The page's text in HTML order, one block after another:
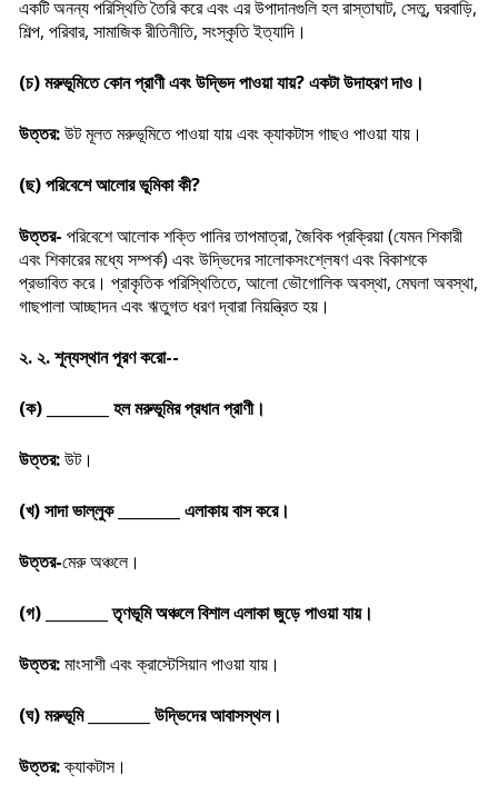
একটি অনন্য পরিস্থিতি তৈরি করে এবং এর উপাদানগুলি হল রাস্তাঘাট, সেতু, ঘরবাড়ি,
শিল্প, পরিবার, সামাজিক রীতিনীতি, সংস্কৃতি ইত্যাদি।
(চ) মরুভূমিতে কোন প্রাণী এবং উদ্ভিদ পাওয়া যায়? একটা উদাহরণ দাও।
উত্তর:উট মূলত মরুভূমিতে পাওয়া যায় এবং ক্যাকটাস গাছও পাওয়া যায়।
(ছ) পরিবেশে আলোর ভূমিকা কী?
উত্তর- পরিবেশে আলোক শক্তি পানির তাপমাত্রা, জৈবিক প্রক্রিয়া (যেমন শিকারী
এবং শিকারের মধ্যে সম্পর্ক) এবং উদ্ভিদের সালোকসংশ্লেষণ এবং বিকাশকে
প্রভাবিত করে। প্রাকৃতিক পরিস্থিতিতে, আলো ভৌগোলিক অবস্থা, মেঘলা অবস্থা,
গাছপালা আচ্ছাদন এবং ঋতুগত ধরণ দ্বারা নিয়ন্ত্রিত হয়।
২. ২. শূন্যস্থান পূরণ করো--
(ক) ________ হল মরুভূমির প্রধান প্রাণী।
উত্তর:উট।
(খ) সাদা ভাল্লুক ________ এলাকায় বাস করে।
উত্তর-মেরু অঞ্চলে।
(গ) ________ তৃণভূমি অঞ্চলে বিশাল এলাকা জুড়ে পাওয়া যায়।
উত্তর:মাংসাশী এবং ক্রাস্টেসিয়ান পাওয়া যায়।
(ঘ) মরুভূমি ________ উদ্ভিদের আবাসস্থল।
উত্তর:ক্যাকটাস।